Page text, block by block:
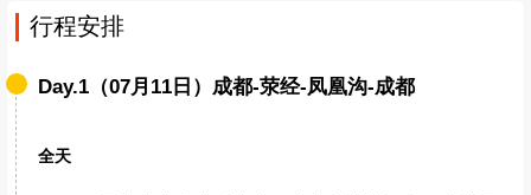
行程安排
Day.1（07月11日）成都-荥经-凤凰沟-成都
全天